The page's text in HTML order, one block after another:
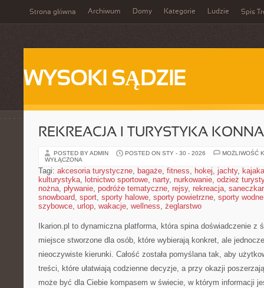
Strona główna Archiwum Domy Kategorie Ludzie Spis
WYSOKI SĄDZIE
REKREACJA I TURYSTYKA KONNA
POSTED BY ADMIN POSTED ON STY - 30 - 2026
MOŻLIWOŚĆ
WYŁĄCZONA
Tagi: akcesoria turystyczne, bagaże, fitness, hokej, jachty,
kulturystyka, lotnictwo sportowe, narty, nurkowanie, odzież
nożna, pływanie, podróże tematyczne, rejsy, rekreacja,
snowboard, sport, sporty halowe, sporty powietrzne, sporty wodne
szybowce, urlop, wakacje, wellness, żeglarstwo
Ikarion.pl to dynamiczna platforma, która spina doświadczenie z
miejsce stworzone dla osób, które wybierają konkret, ale
nieoczywiste kierunki. Całość została pomyślana tak, aby
treści, które ułatwiają codzienne decyzje, a przy okazji
może być dla Ciebie kompasem w świecie, w którym informacji